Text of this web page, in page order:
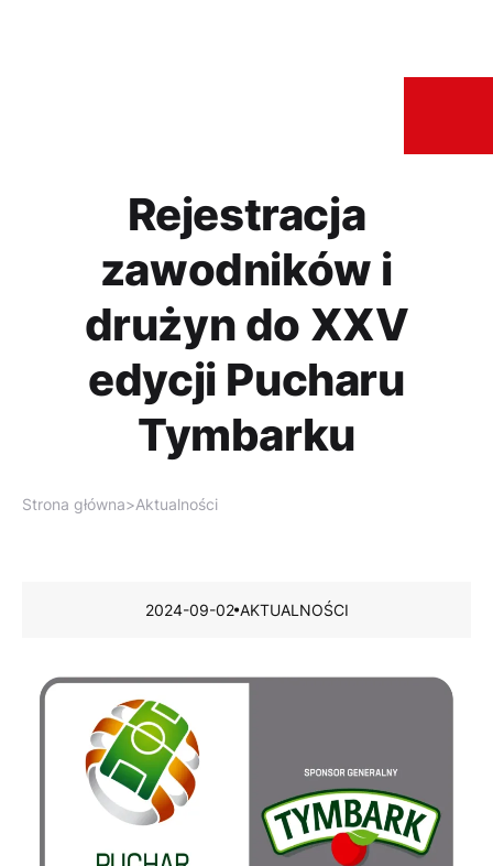
Rejestracja
zawodników i
drużyn do XXV
edycji Pucharu
Tymbarku
Strona główna>Aktualności
2024-09-02 AKTUALNOŚCI